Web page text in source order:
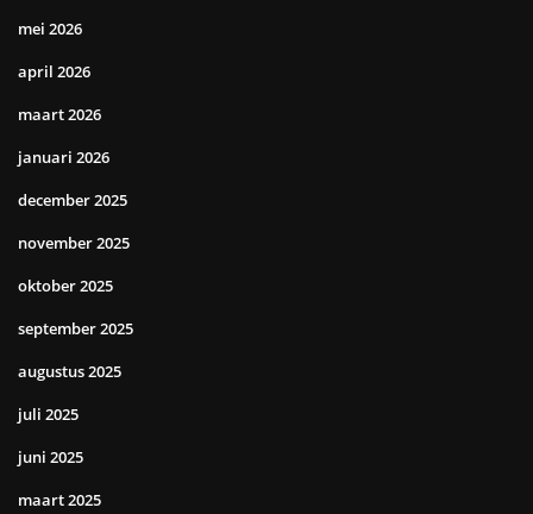
mei 2026
april 2026
maart 2026
januari 2026
december 2025
november 2025
oktober 2025
september 2025
augustus 2025
juli 2025
juni 2025
maart 2025